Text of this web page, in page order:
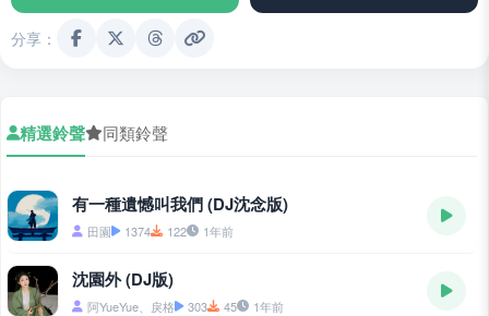
分享：
精選鈴聲 同類鈴聲
有一種遺憾叫我們 (DJ沈念版)
田園 1374 122 1年前
沈園外 (DJ版)
阿YueYue、戾格 303 45 1年前